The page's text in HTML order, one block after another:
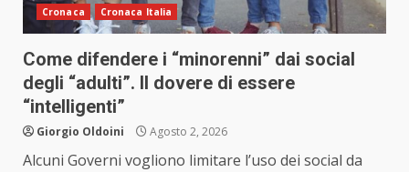
Cronaca Cronaca Italia
Come difendere i “minorenni” dai social
degli “adulti”. Il dovere di essere
“intelligenti”
Giorgio Oldoini Agosto 2, 2026
Alcuni Governi vogliono limitare l’uso dei social da